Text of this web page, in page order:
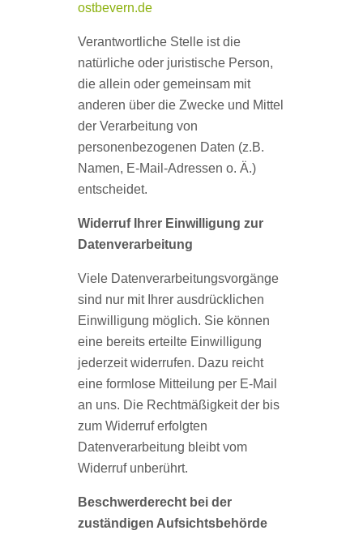
ostbevern.de
Verantwortliche Stelle ist die
natürliche oder juristische Person,
die allein oder gemeinsam mit
anderen über die Zwecke und Mittel
der Verarbeitung von
personenbezogenen Daten (z.B.
Namen, E-Mail-Adressen o. Ä.)
entscheidet.
Widerruf Ihrer Einwilligung zur
Datenverarbeitung
Viele Datenverarbeitungsvorgänge
sind nur mit Ihrer ausdrücklichen
Einwilligung möglich. Sie können
eine bereits erteilte Einwilligung
jederzeit widerrufen. Dazu reicht
eine formlose Mitteilung per E-Mail
an uns. Die Rechtmäßigkeit der bis
zum Widerruf erfolgten
Datenverarbeitung bleibt vom
Widerruf unberührt.
Beschwerderecht bei der
zuständigen Aufsichtsbehörde